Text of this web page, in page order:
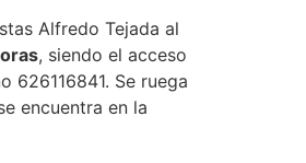
Alfredo Tejada al
, siendo el acceso
626116841. Se ruega
encuentra en la